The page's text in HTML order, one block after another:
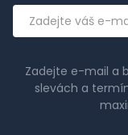
Emailová
adresa
Zadejte e-mail a
slevách a